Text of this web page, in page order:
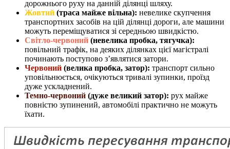
дорожнього руху на данній ділянці шляху.
Жовтий (траса майже вільна): невелике скупчення
транспортних засобів на цій ділянці дороги, але машини
можуть переміщуватися зі середньою швидкістю.
Світло-червоний (невелика пробка, тягучка):
повільний трафік, на деяких ділянках цієї магістралі
починають поступово з’являтися затори.
Червоний (велика пробка, затор): транспорт сильно
уповільнюється, очікуються тривалі зупинки, проїзд
дуже ускладнений.
Темно-червоний (дуже великий затор): рух майже
повністю зупинений, автомобілі практично не можуть
їхати.